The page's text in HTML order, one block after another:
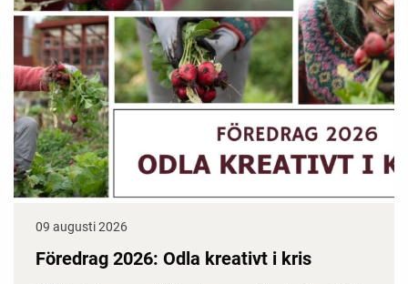
09 augusti 2026
Föredrag 2026: Odla kreativt i kris